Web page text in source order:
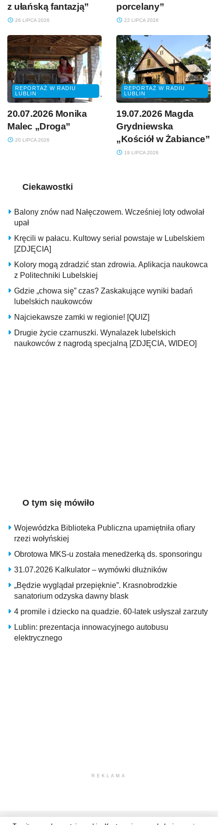
z ułańską fantazją”
26 LIPCA 2026
porcelany”
22 LIPCA 2026
REPORTAŻ W RADIU
LUBLIN
20.07.2026 Monika
Malec „Droga”
20 LIPCA 2026
REPORTAŻ W RADIU
LUBLIN
19.07.2026 Magda
Grydniewska
„Kościół w Żabiance”
19 LIPCA 2026
Ciekawostki
Balony znów nad Nałęczowem. Wcześniej loty odwołał
upał
Kręcili w pałacu. Kultowy serial powstaje w Lubelskiem
[ZDJĘCIA]
Kolory mogą zdradzić stan zdrowia. Aplikacja naukowca
z Politechniki Lubelskiej
Gdzie „chowa się” czas? Zaskakujące wyniki badań
lubelskich naukowców
Najciekawsze zamki w regionie! [QUIZ]
Drugie życie czarnuszki. Wynalazek lubelskich
naukowców z nagrodą specjalną [ZDJĘCIA, WIDEO]
O tym się mówiło
Wojewódzka Biblioteka Publiczna upamiętniła ofiary
rzezi wołyńskiej
Obrotowa MKS-u została menedżerką ds. sponsoringu
31.07.2026 Kalkulator – wymówki dłużników
„Będzie wyglądał przepięknie”. Krasnobrodzkie
sanatorium odzyska dawny blask
4 promile i dziecko na quadzie. 60-latek usłyszał zarzuty
Lublin: prezentacja innowacyjnego autobusu
elektrycznego
REKLAMA